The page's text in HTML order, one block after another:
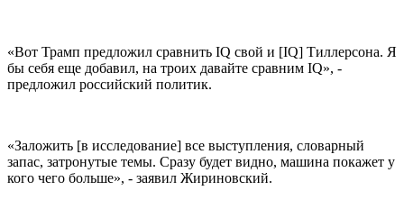
«Вот Трамп предложил сравнить IQ свой и [IQ] Тиллерсона. Я
бы себя еще добавил, на троих давайте сравним IQ», -
предложил российский политик.
«Заложить [в исследование] все выступления, словарный
запас, затронутые темы. Сразу будет видно, машина покажет у
кого чего больше», - заявил Жириновский.